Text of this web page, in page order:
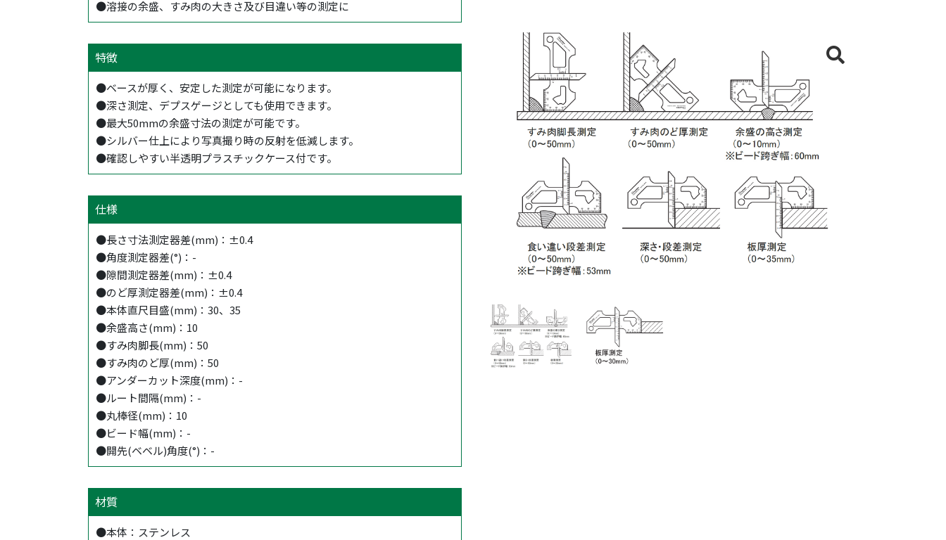
●溶接の余盛、すみ肉の大きさ及び目違い等の測定に
特徴
●ベースが厚く、安定した測定が可能になります。
●深さ測定、デプスゲージとしても使用できます。
●最大50mmの余盛寸法の測定が可能です。
●シルバー仕上により写真撮り時の反射を低減します。
●確認しやすい半透明プラスチックケース付です。
仕様
●長さ寸法測定器差(mm)：±0.4
●角度測定器差(°)：-
●隙間測定器差(mm)：±0.4
●のど厚測定器差(mm)：±0.4
●本体直尺目盛(mm)：30、35
●余盛高さ(mm)：10
●すみ肉脚長(mm)：50
●すみ肉のど厚(mm)：50
●アンダーカット深度(mm)：-
●ルート間隔(mm)：-
●丸棒径(mm)：10
●ビード幅(mm)：-
●開先(ベベル)角度(°)：-
材質
●本体：ステンレス